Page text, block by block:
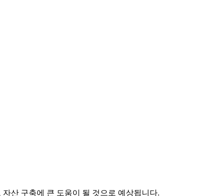
산 구축에 큰 도움이 될 것으로 예상됩니다.